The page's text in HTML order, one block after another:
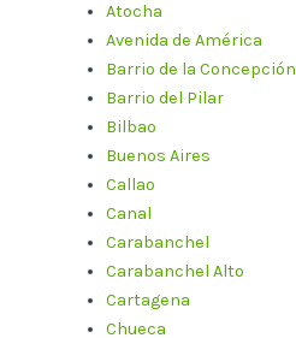
Atocha
Avenida de América
Barrio de la Concepción
Barrio del Pilar
Bilbao
Buenos Aires
Callao
Canal
Carabanchel
Carabanchel Alto
Cartagena
Chueca